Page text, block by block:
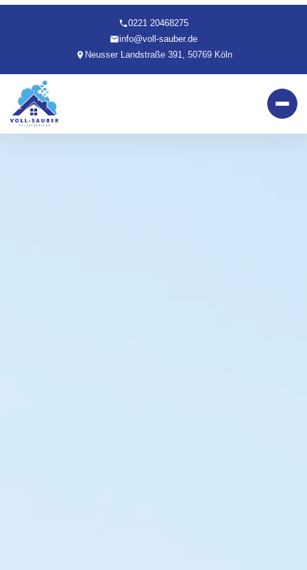
0221 20468275
info@voll-sauber.de
Neusser Landstraße 391, 50769 Köln